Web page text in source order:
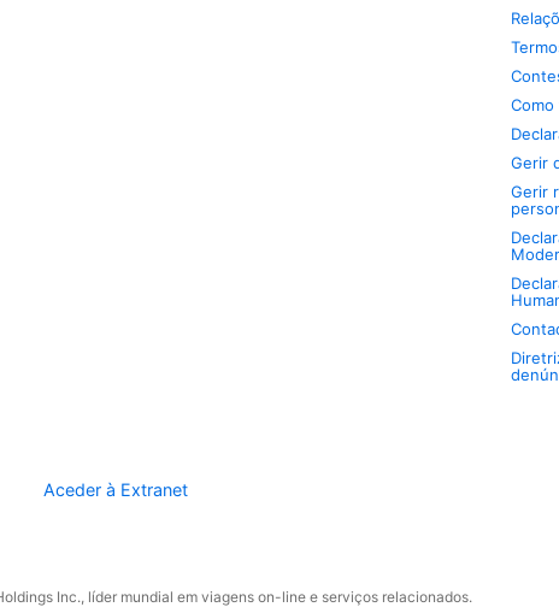
Gerir
Gerir
Aceder à Extranet
Inc., líder mundial em viagens on-line e serviços relacionados.